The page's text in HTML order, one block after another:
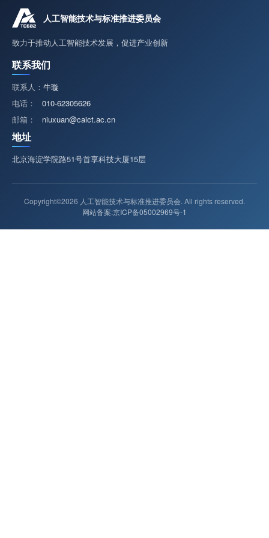
人工智能技术与标准推进委员会
致力于推动人工智能技术发展，促进产业创新
联系我们
联系人： 牛璇
电话：
010-62305626
邮箱：
niuxuan@caict.ac.cn
地址
北京海淀学院路51号首享科技大厦15层
Copyright©2026 人工智能技术与标准推进委员会. All rights reserved.
网站备案:京ICP备05002969号-1